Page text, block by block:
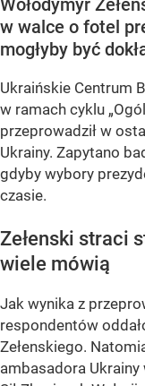
w walce o fotel
mogłyby być
Ukraińskie Centrum
w ramach cyklu
przeprowadził w
Ukrainy. Zapytano
gdyby wybory
czasie.
Zełenski straci
wiele mówią
Jak wynika z
respondentów
Zełenskiego.
ambasadora